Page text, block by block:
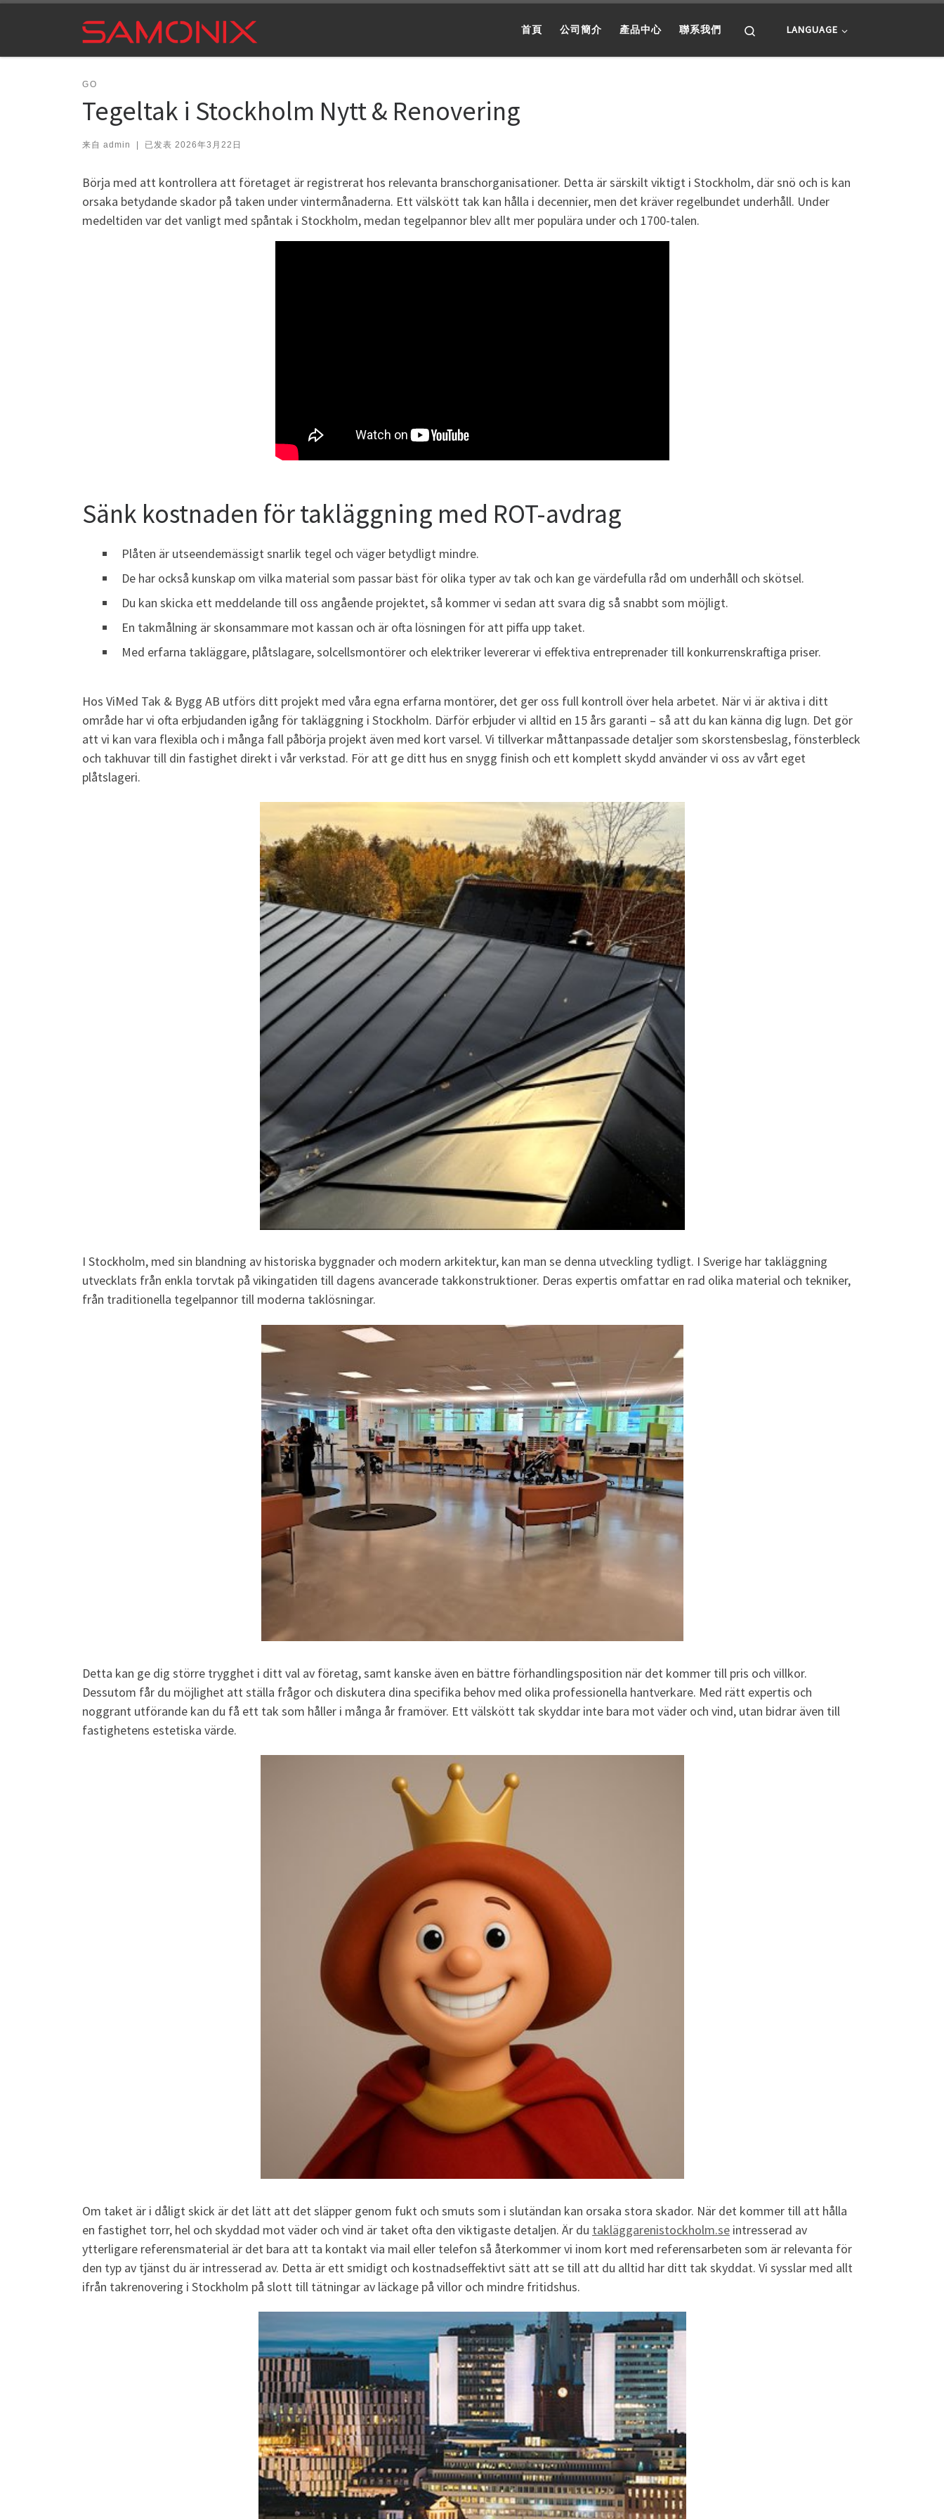
Skip to content
首頁 公司簡介 產品中心 聯系我們 LANGUAGE
GO
Tegeltak i Stockholm Nytt & Renovering
来自 admin | 已发表 2026年3月22日
Börja med att kontrollera att företaget är registrerat hos relevanta branschorganisationer. Detta är särskilt viktigt i Stockholm, där snö och is kan
orsaka betydande skador på taken under vintermånaderna. Ett välskött tak kan hålla i decennier, men det kräver regelbundet underhåll. Under
medeltiden var det vanligt med spåntak i Stockholm, medan tegelpannor blev allt mer populära under och 1700-talen.
Sänk kostnaden för takläggning med ROT-avdrag
Plåten är utseendemässigt snarlik tegel och väger betydligt mindre.
De har också kunskap om vilka material som passar bäst för olika typer av tak och kan ge värdefulla råd om underhåll och skötsel.
Du kan skicka ett meddelande till oss angående projektet, så kommer vi sedan att svara dig så snabbt som möjligt.
En takmålning är skonsammare mot kassan och är ofta lösningen för att piffa upp taket.
Med erfarna takläggare, plåtslagare, solcellsmontörer och elektriker levererar vi effektiva entreprenader till konkurrenskraftiga priser.
Hos ViMed Tak & Bygg AB utförs ditt projekt med våra egna erfarna montörer, det ger oss full kontroll över hela arbetet. När vi är aktiva i ditt
område har vi ofta erbjudanden igång för takläggning i Stockholm. Därför erbjuder vi alltid en 15 års garanti – så att du kan känna dig lugn. Det gör
att vi kan vara flexibla och i många fall påbörja projekt även med kort varsel. Vi tillverkar måttanpassade detaljer som skorstensbeslag, fönsterbleck
och takhuvar till din fastighet direkt i vår verkstad. För att ge ditt hus en snygg finish och ett komplett skydd använder vi oss av vårt eget
plåtslageri.
I Stockholm, med sin blandning av historiska byggnader och modern arkitektur, kan man se denna utveckling tydligt. I Sverige har takläggning
utvecklats från enkla torvtak på vikingatiden till dagens avancerade takkonstruktioner. Deras expertis omfattar en rad olika material och tekniker,
från traditionella tegelpannor till moderna taklösningar.
Detta kan ge dig större trygghet i ditt val av företag, samt kanske även en bättre förhandlingsposition när det kommer till pris och villkor.
Dessutom får du möjlighet att ställa frågor och diskutera dina specifika behov med olika professionella hantverkare. Med rätt expertis och
noggrant utförande kan du få ett tak som håller i många år framöver. Ett välskött tak skyddar inte bara mot väder och vind, utan bidrar även till
fastighetens estetiska värde.
Om taket är i dåligt skick är det lätt att det släpper genom fukt och smuts som i slutändan kan orsaka stora skador. När det kommer till att hålla
en fastighet torr, hel och skyddad mot väder och vind är taket ofta den viktigaste detaljen. Är du takläggarenistockholm.se intresserad av
ytterligare referensmaterial är det bara att ta kontakt via mail eller telefon så återkommer vi inom kort med referensarbeten som är relevanta för
den typ av tjänst du är intresserad av. Detta är ett smidigt och kostnadseffektivt sätt att se till att du alltid har ditt tak skyddat. Vi sysslar med allt
ifrån takrenovering i Stockholm på slott till tätningar av läckage på villor och mindre fritidshus.